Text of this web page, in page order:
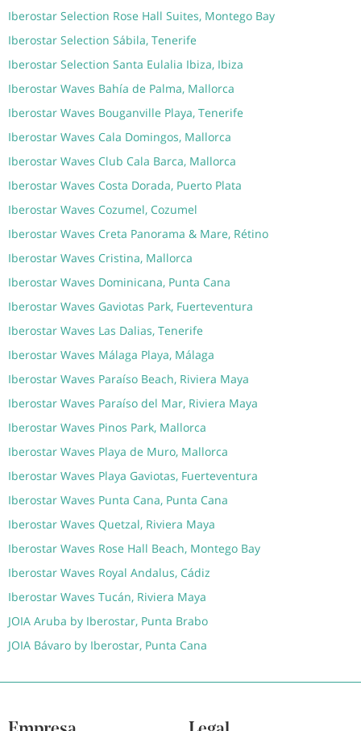
Iberostar Selection Rose Hall Suites, Montego Bay
Iberostar Selection Sábila, Tenerife
Iberostar Selection Santa Eulalia Ibiza, Ibiza
Iberostar Waves Bahía de Palma, Mallorca
Iberostar Waves Bouganville Playa, Tenerife
Iberostar Waves Cala Domingos, Mallorca
Iberostar Waves Club Cala Barca, Mallorca
Iberostar Waves Costa Dorada, Puerto Plata
Iberostar Waves Cozumel, Cozumel
Iberostar Waves Creta Panorama & Mare, Rétino
Iberostar Waves Cristina, Mallorca
Iberostar Waves Dominicana, Punta Cana
Iberostar Waves Gaviotas Park, Fuerteventura
Iberostar Waves Las Dalias, Tenerife
Iberostar Waves Málaga Playa, Málaga
Iberostar Waves Paraíso Beach, Riviera Maya
Iberostar Waves Paraíso del Mar, Riviera Maya
Iberostar Waves Pinos Park, Mallorca
Iberostar Waves Playa de Muro, Mallorca
Iberostar Waves Playa Gaviotas, Fuerteventura
Iberostar Waves Punta Cana, Punta Cana
Iberostar Waves Quetzal, Riviera Maya
Iberostar Waves Rose Hall Beach, Montego Bay
Iberostar Waves Royal Andalus, Cádiz
Iberostar Waves Tucán, Riviera Maya
JOIA Aruba by Iberostar, Punta Brabo
JOIA Bávaro by Iberostar, Punta Cana